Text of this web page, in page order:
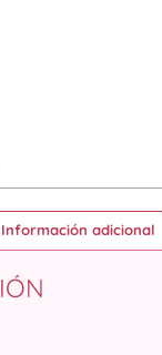
Información adicional